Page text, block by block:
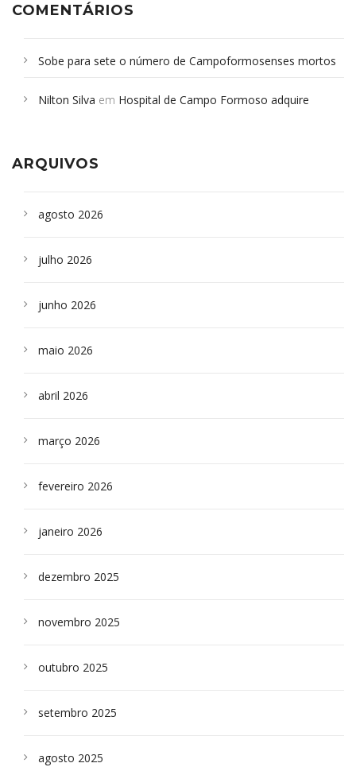
COMENTÁRIOS
Sobe para sete o número de Campoformosenses mortos
Campoformosenses que morreram em desabamentos são
Nilton Silva em Hospital de Campo Formoso adquire
ARQUIVOS
agosto 2026
julho 2026
junho 2026
maio 2026
abril 2026
março 2026
fevereiro 2026
janeiro 2026
dezembro 2025
novembro 2025
outubro 2025
setembro 2025
agosto 2025